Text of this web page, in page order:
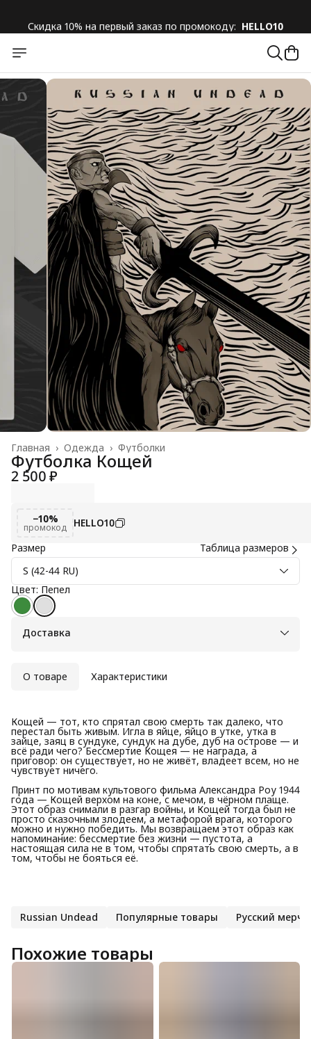
Футболки
Одежда ›
Главная ›
Футболка Кощей
2 500 ₽
−10%
промокод
HELLO10
Размер
Таблица размеров
S (42-44 RU)
Цвет: Пепел
Доставка
О товаре Характеристики
Кощей — тот, кто спрятал свою смерть так далеко, что
перестал быть живым. Игла в яйце, яйцо в утке, утка в
зайце, заяц в сундуке, сундук на дубе, дуб на острове — и
всё ради чего? Бессмертие Кощея — не награда, а
приговор: он существует, но не живёт, владеет всем, но не
чувствует ничего.
Принт по мотивам культового фильма Александра Роу 1944
года — Кощей верхом на коне, с мечом, в чёрном плаще.
Этот образ снимали в разгар войны, и Кощей тогда был не
просто сказочным злодеем, а метафорой врага, которого
можно и нужно победить. Мы возвращаем этот образ как
напоминание: бессмертие без жизни — пустота, а
настоящая сила не в том, чтобы спрятать свою смерть, а в
том, чтобы не бояться её.
Russian Undead Популярные товары Русский мерч
Похожие товары